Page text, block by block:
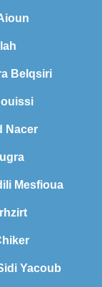
Belqsiri
Nacer
Mesfioua
Yacoub